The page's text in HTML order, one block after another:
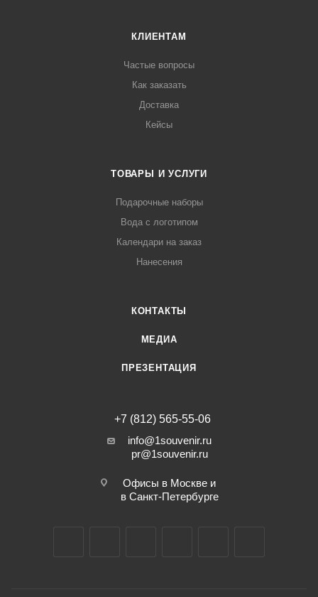
КЛИЕНТАМ
Частые вопросы
Как заказать
Доставка
Кейсы
ТОВАРЫ И УСЛУГИ
Подарочные наборы
Вода с логотипом
Календари на заказ
Нанесения
КОНТАКТЫ
МЕДИА
ПРЕЗЕНТАЦИЯ
+7 (812) 565-55-06
info@1souvenir.ru
pr@1souvenir.ru
Офисы в Москве и
в Санкт-Петербурге